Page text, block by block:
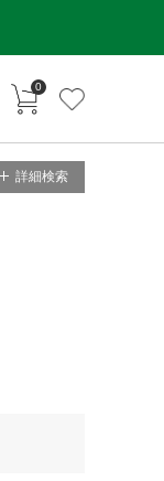
カートに入れる
0
詳細検索